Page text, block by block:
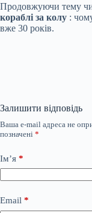
Продовжуючи тему
кораблі за колу :
вже 30 років.
Залишити відповідь
Ваша e-mail адреса не
позначені *
Ім’я *
Email *